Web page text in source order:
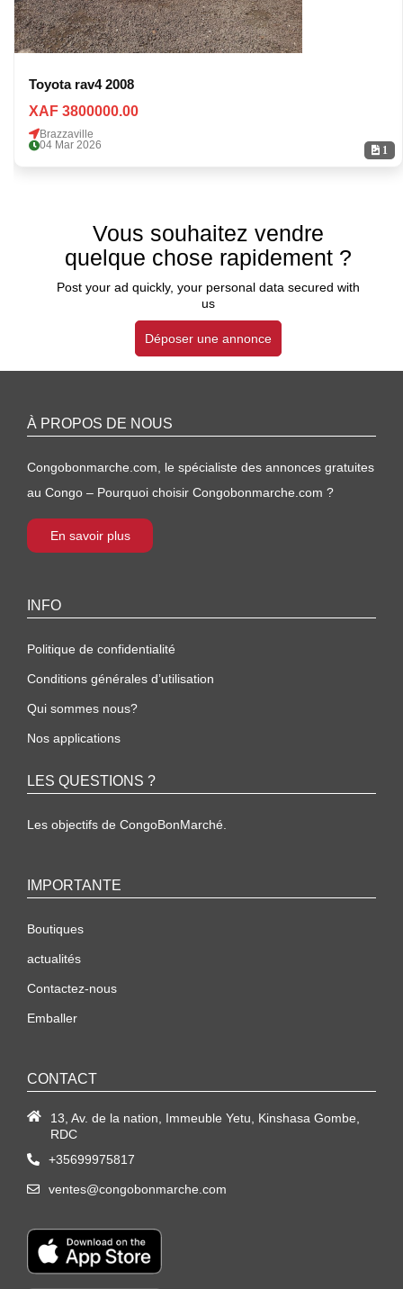
1
Toyota rav4 2008
XAF 3800000.00
Brazzaville
04 Mar 2026
Vous souhaitez vendre
quelque chose rapidement ?
Post your ad quickly, your personal data secured with
us
Déposer une annonce
À PROPOS DE NOUS
Congobonmarche.com, le spécialiste des annonces gratuites
au Congo – Pourquoi choisir Congobonmarche.com ?
En savoir plus
INFO
Politique de confidentialité
Conditions générales d’utilisation
Qui sommes nous?
Nos applications
LES QUESTIONS ?
Les objectifs de CongoBonMarché.
IMPORTANTE
Boutiques
actualités
Contactez-nous
Emballer
CONTACT
13, Av. de la nation, Immeuble Yetu, Kinshasa Gombe,
RDC
+35699975817
ventes@congobonmarche.com